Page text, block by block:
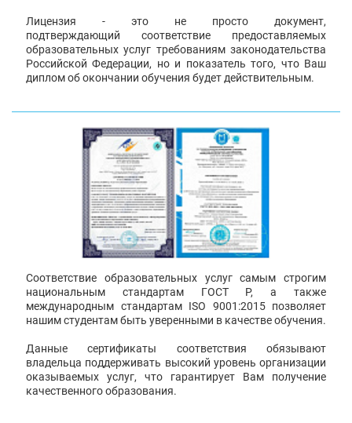
Лицензия - это не просто документ,
подтверждающий соответствие предоставляемых
образовательных услуг требованиям законодательства
Российской Федерации, но и показатель того, что Ваш
диплом об окончании обучения будет действительным.
Соответствие образовательных услуг самым строгим
национальным стандартам ГОСТ Р, а также
международным стандартам ISO 9001:2015 позволяет
нашим студентам быть уверенными в качестве обучения.
Данные сертификаты соответствия обязывают
владельца поддерживать высокий уровень организации
оказываемых услуг, что гарантирует Вам получение
качественного образования.